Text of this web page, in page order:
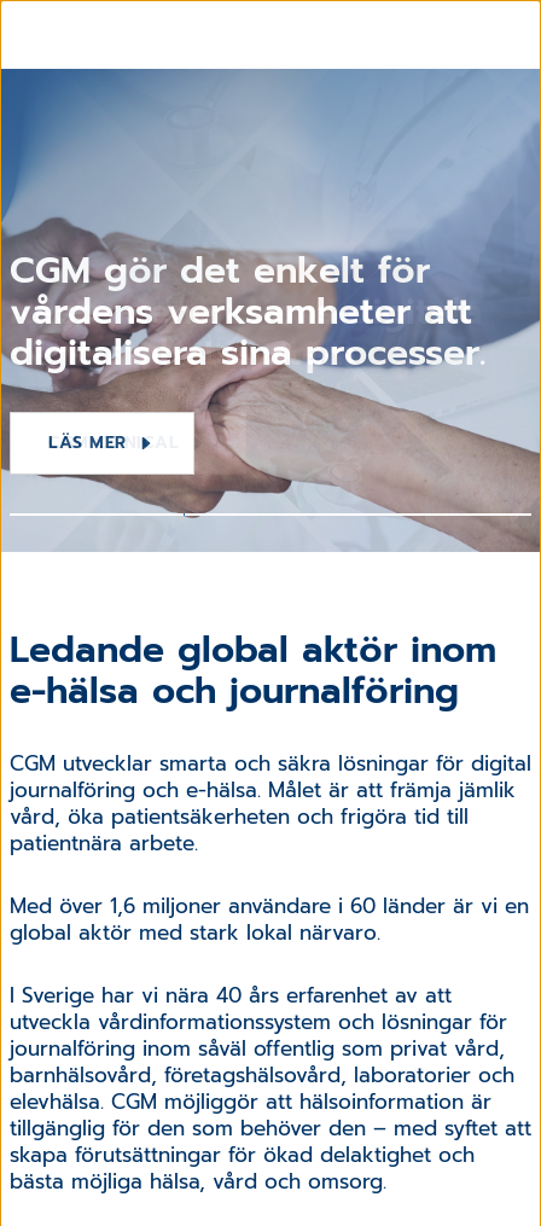
CGM gör det enkelt för
vårdens verksamheter att
digitalisera sina processer.
LÄS MER
Nästa generations digitala
verksamhetssystem
CGM CLINICAL
CGM skänker årets julgåva
till Läkare Utan Gränser
LÄS MER
Ledande global aktör inom
e-hälsa och journalföring
CGM utvecklar smarta och säkra lösningar för digital
journalföring och e-hälsa. Målet är att främja jämlik
vård, öka patientsäkerheten och frigöra tid till
patientnära arbete.
Med över 1,6 miljoner användare i 60 länder är vi en
global aktör med stark lokal närvaro.
I Sverige har vi nära 40 års erfarenhet av att
utveckla vårdinformationssystem och lösningar för
journalföring inom såväl offentlig som privat vård,
barnhälsovård, företagshälsovård, laboratorier och
elevhälsa. CGM möjliggör att hälsoinformation är
tillgänglig för den som behöver den – med syftet att
skapa förutsättningar för ökad delaktighet och
bästa möjliga hälsa, vård och omsorg.